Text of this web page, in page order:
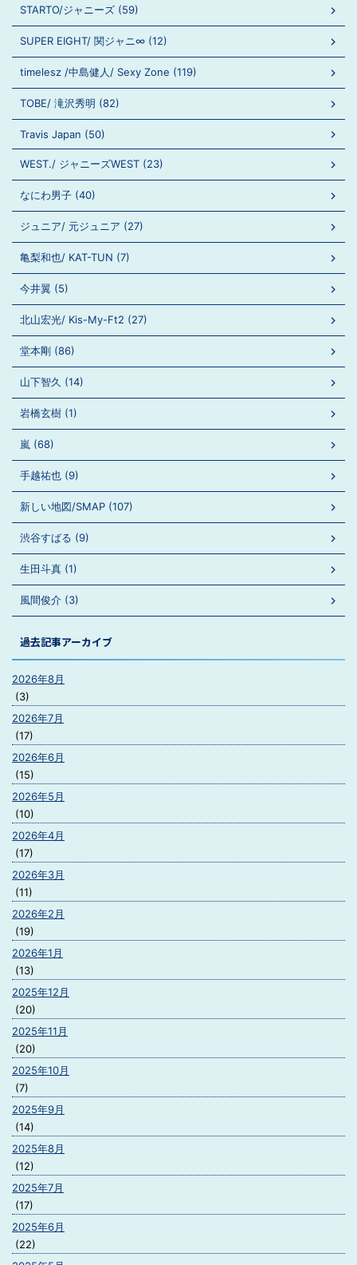
STARTO/ジャニーズ (59)
SUPER EIGHT/ 関ジャニ∞ (12)
timelesz /中島健人/ Sexy Zone (119)
TOBE/ 滝沢秀明 (82)
Travis Japan (50)
WEST./ ジャニーズWEST (23)
なにわ男子 (40)
ジュニア/ 元ジュニア (27)
亀梨和也/ KAT-TUN (7)
今井翼 (5)
北山宏光/ Kis-My-Ft2 (27)
堂本剛 (86)
山下智久 (14)
岩橋玄樹 (1)
嵐 (68)
手越祐也 (9)
新しい地図/SMAP (107)
渋谷すばる (9)
生田斗真 (1)
風間俊介 (3)
過去記事アーカイブ
2026年8月
(3)
2026年7月
(17)
2026年6月
(15)
2026年5月
(10)
2026年4月
(17)
2026年3月
(11)
2026年2月
(19)
2026年1月
(13)
2025年12月
(20)
2025年11月
(20)
2025年10月
(7)
2025年9月
(14)
2025年8月
(12)
2025年7月
(17)
2025年6月
(22)